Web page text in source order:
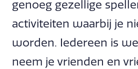
genoeg gezellige
activiteiten waarbij je
worden. Iedereen is
neem je vrienden en